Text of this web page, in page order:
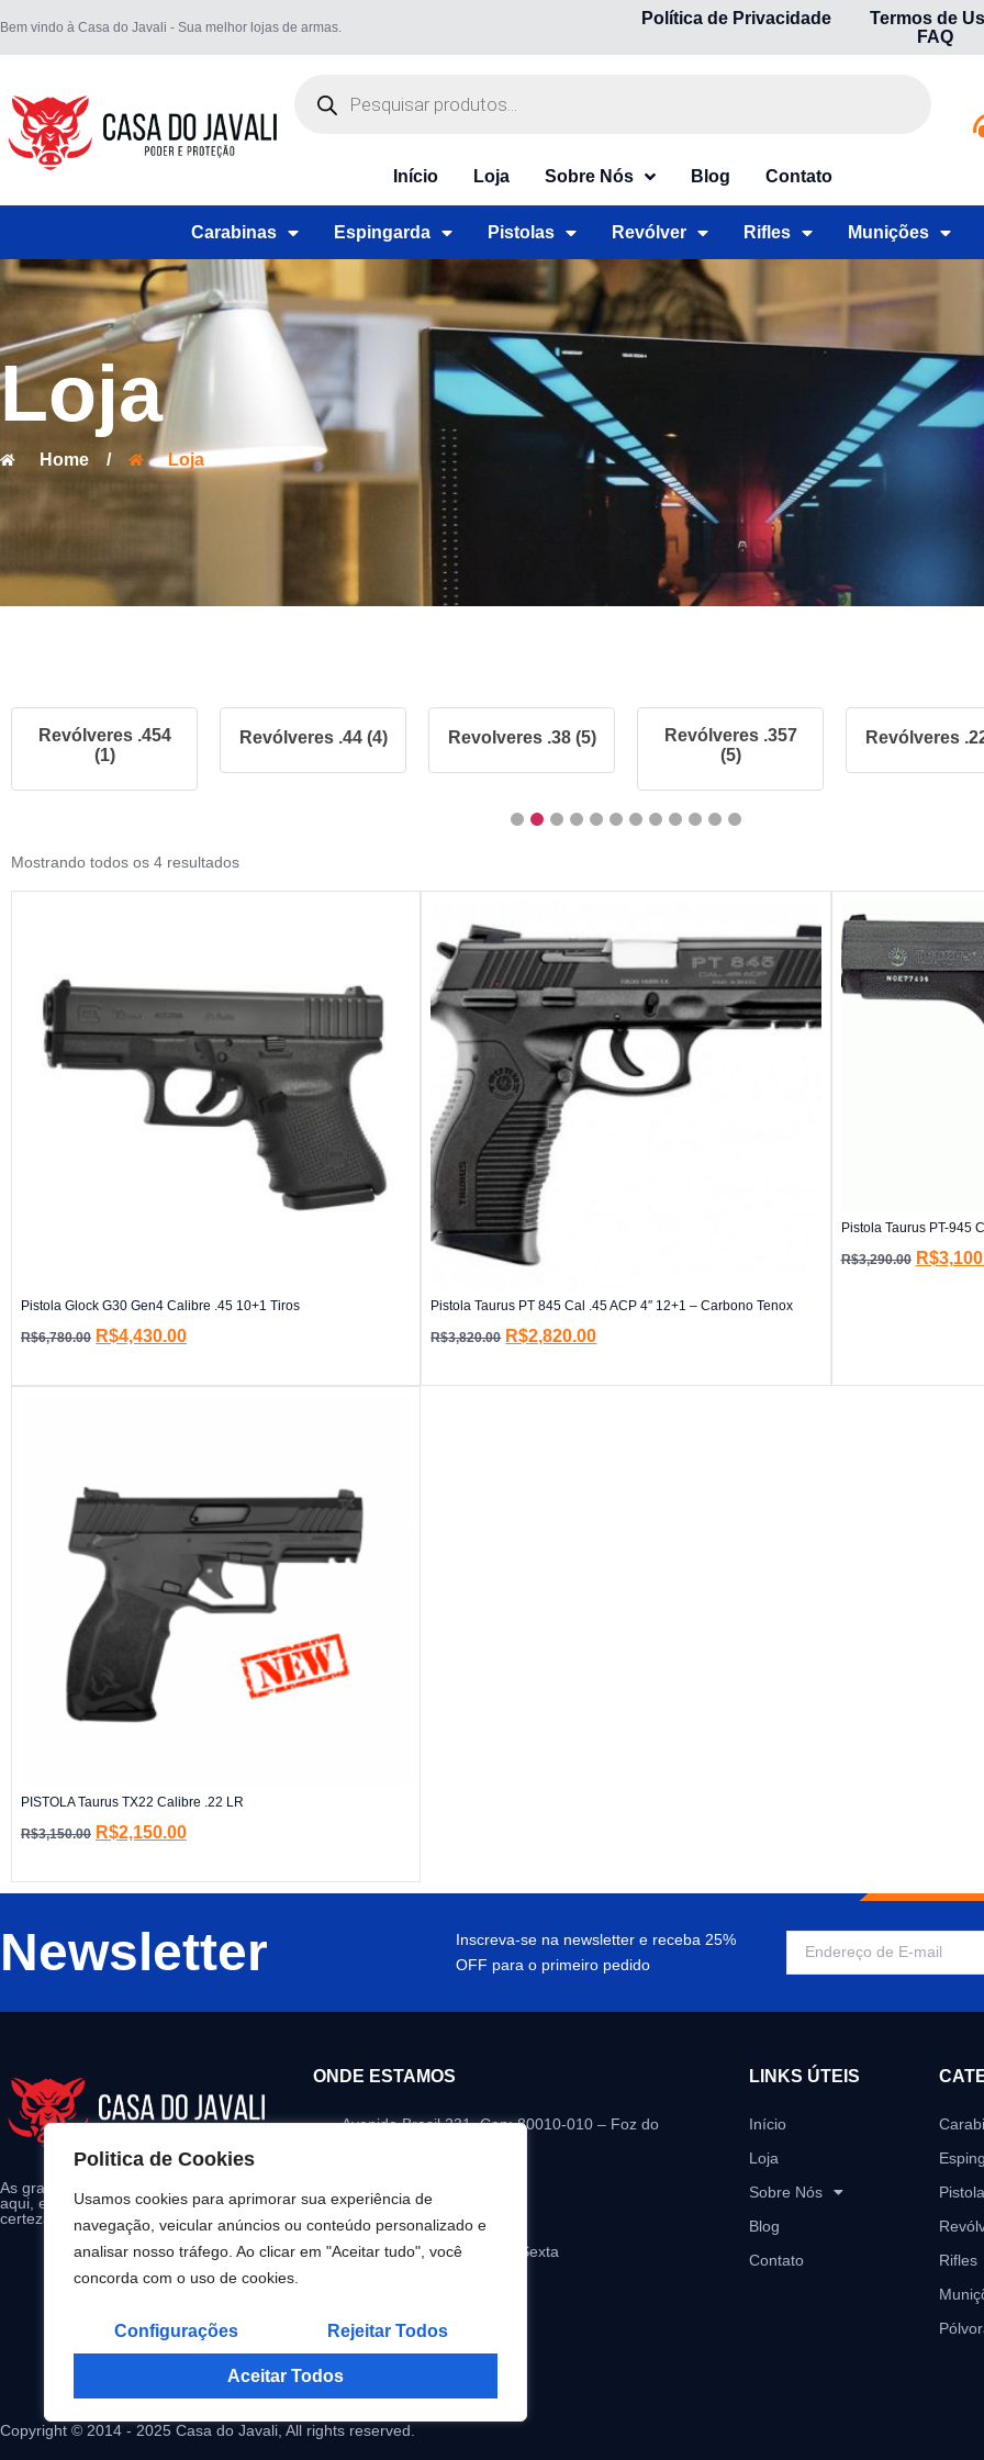
Politica de Cookies
Usamos cookies para aprimorar sua experiência de
navegação, veicular anúncios ou conteúdo personalizado e
analisar nosso tráfego. Ao clicar em "Aceitar tudo", você
concorda com o uso de cookies.
Configurações Rejeitar Todos
Aceitar Todos
Bem vindo à Casa do Javali - Sua melhor lojas de armas. Política de Privacidade Termos de
FAQ
Início Loja Sobre Nós Blog Contato
Carabinas Espingarda Pistolas Revólver Rifles Munições
Loja
Home / Loja
Revólveres .454
(1)
Revólveres .44 (4) Revolveres .38 (5)
Revólveres .357
(5)
Revólveres
Mostrando todos os 4 resultados
Pistola Glock G30 Gen4 Calibre .45 10+1 Tiros
R$6,780.00 R$4,430.00
Pistola Taurus PT 845 Cal .45 ACP 4″ 12+1 – Carbono Tenox
R$3,820.00 R$2,820.00
Pistola Taurus PT-945
R$3,290.00 R$
PISTOLA Taurus TX22 Calibre .22 LR
R$3,150.00 R$2,150.00
Newsletter
Inscreva-se na newsletter e receba 25%
OFF para o primeiro pedido
As grandes marcas do mercado estão
aqui, escolha seu produto e tenha
certeza da qualidade garantida.
ONDE ESTAMOS
Avenida Brasil 231, Cep: 80010-010 – Foz do
(45) 99147-0097
08:00 - 18:00 Segunda a Sexta
LINKS ÚTEIS
Início
Loja
Sobre Nós
Blog
Contato
Rifles
Copyright © 2014 - 2025 Casa do Javali, All rights reserved.